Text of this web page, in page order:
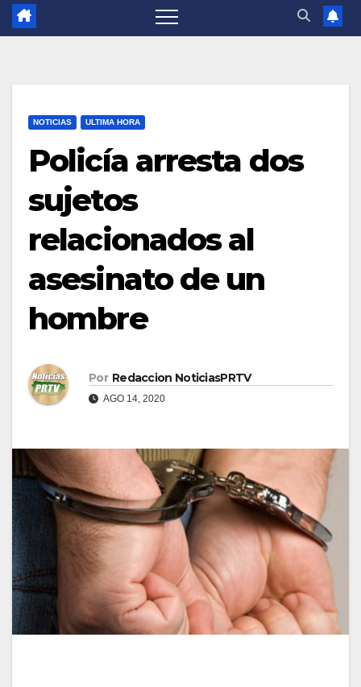
NOTICIAS ULTIMA HORA
Policía arresta dos
sujetos
relacionados al
asesinato de un
hombre
Por Redaccion NoticiasPRTV
AGO 14, 2020